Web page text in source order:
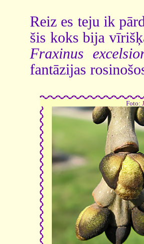
Reiz es teju ik
šis koks bija
Fraxinus
fantāzijas
Foto: